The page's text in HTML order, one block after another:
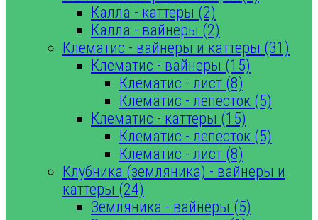
Калла - каттеры (2)
Калла - вайнеры (2)
Клематис - вайнеры и каттеры (31)
Клематис - вайнеры (15)
Клематис - лист (8)
Клематис - лепесток (5)
Клематис - каттеры (15)
Клематис - лепесток (5)
Клематис - лист (8)
Клубника (земляника) - вайнеры и
каттеры (24)
Земляника - вайнеры (5)